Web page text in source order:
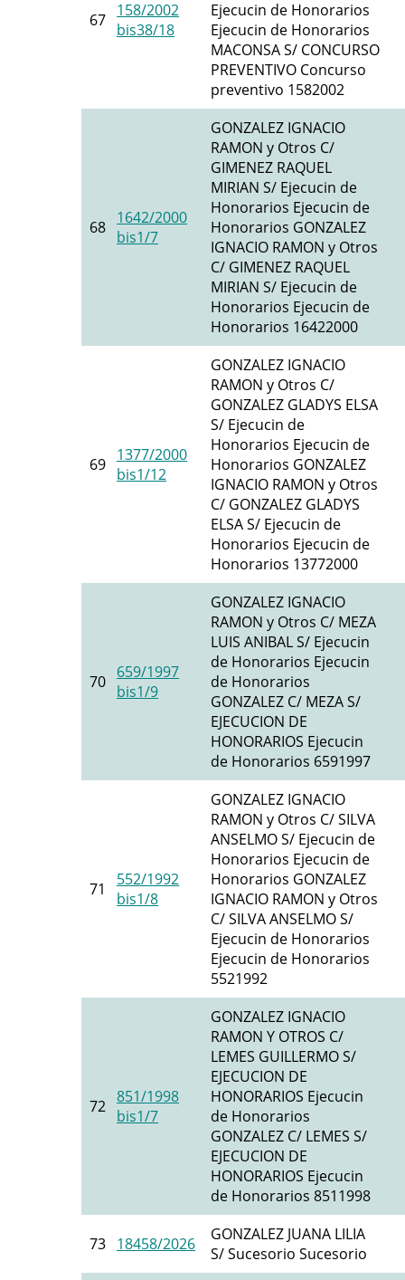
67
158/2002
bis38/18
Ejecucin de Honorarios
Ejecucin de Honorarios
MACONSA S/ CONCURSO
PREVENTIVO Concurso
preventivo 1582002
68
1642/2000
bis1/7
GONZALEZ IGNACIO
RAMON y Otros C/
GIMENEZ RAQUEL
MIRIAN S/ Ejecucin de
Honorarios Ejecucin de
Honorarios GONZALEZ
IGNACIO RAMON y Otros
C/ GIMENEZ RAQUEL
MIRIAN S/ Ejecucin de
Honorarios Ejecucin de
Honorarios 16422000
69
1377/2000
bis1/12
GONZALEZ IGNACIO
RAMON y Otros C/
GONZALEZ GLADYS ELSA
S/ Ejecucin de
Honorarios Ejecucin de
Honorarios GONZALEZ
IGNACIO RAMON y Otros
C/ GONZALEZ GLADYS
ELSA S/ Ejecucin de
Honorarios Ejecucin de
Honorarios 13772000
70
659/1997
bis1/9
GONZALEZ IGNACIO
RAMON y Otros C/ MEZA
LUIS ANIBAL S/ Ejecucin
de Honorarios Ejecucin
de Honorarios
GONZALEZ C/ MEZA S/
EJECUCION DE
HONORARIOS Ejecucin
de Honorarios 6591997
71
552/1992
bis1/8
GONZALEZ IGNACIO
RAMON y Otros C/ SILVA
ANSELMO S/ Ejecucin de
Honorarios Ejecucin de
Honorarios GONZALEZ
IGNACIO RAMON y Otros
C/ SILVA ANSELMO S/
Ejecucin de Honorarios
Ejecucin de Honorarios
5521992
72 851/1998
bis1/7
GONZALEZ IGNACIO
RAMON Y OTROS C/
LEMES GUILLERMO S/
EJECUCION DE
HONORARIOS Ejecucin
de Honorarios
GONZALEZ C/ LEMES S/
EJECUCION DE
HONORARIOS Ejecucin
de Honorarios 8511998
73 18458/2026
GONZALEZ JUANA LILIA
S/ Sucesorio Sucesorio